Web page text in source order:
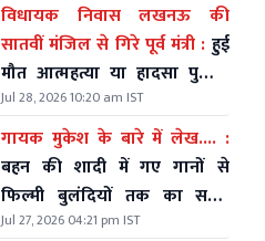
विधायक निवास लखनऊ की
सातवीं मंजिल से गिरे पूर्व मंत्री : हुई
मौत आत्महत्या या हादसा पुलिस
कर रही जॉच
Jul 28, 2026 10:20 am IST
गायक मुकेश के बारे में लेख.... :
बहन की शादी में गए गानों से
फिल्मी बुलंदियों तक का सफर
मुकेश ने कैसे तय किया देखें
Jul 27, 2026 04:21 pm IST